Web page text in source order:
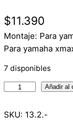
$11.390
Montaje: Para
Para yamaha
7 disponibles
i
Añadir al
SKU: 13.2.-